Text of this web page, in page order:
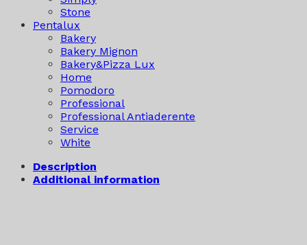
Stone
Pentalux
Bakery
Bakery Mignon
Bakery&Pizza Lux
Home
Pomodoro
Professional
Professional Antiaderente
Service
White
Description
Additional information